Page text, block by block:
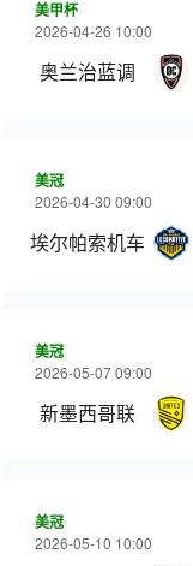
美甲杯
2026-04-26 10:00
奥兰治蓝调
美冠
2026-04-30 09:00
埃尔帕索机车
美冠
2026-05-07 09:00
新墨西哥联
美冠
2026-05-10 10:00